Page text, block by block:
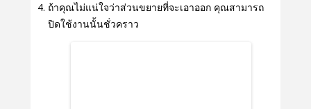
ถ้าคุณไม่แน่ใจว่าส่วนขยายที่จะเอาออก คุณสามารถ
ปิดใช้งานนั้นชั่วคราว